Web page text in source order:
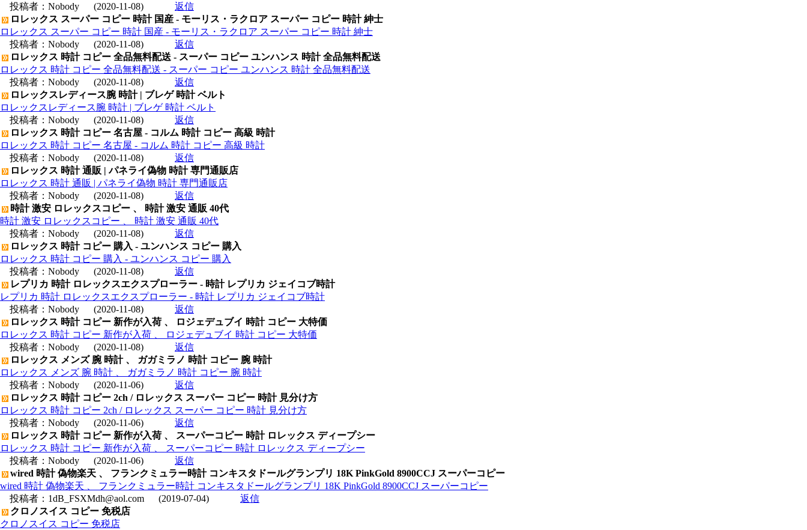
投稿者： Nobody (2020-11-08)
返信
ロレックス スーパー コピー 時計 国産 - モーリス・ラクロア スーパー コピー 時計 紳士
ロレックス スーパー コピー 時計 国産 - モーリス・ラクロア スーパー コピー 時計 紳士
投稿者： Nobody (2020-11-08)
返信
ロレックス 時計 コピー 全品無料配送 - スーパー コピー ユンハンス 時計 全品無料配送
ロレックス 時計 コピー 全品無料配送 - スーパー コピー ユンハンス 時計 全品無料配送
投稿者： Nobody (2020-11-08)
返信
ロレックスレディース腕 時計 | ブレゲ 時計 ベルト
ロレックスレディース腕 時計 | ブレゲ 時計 ベルト
投稿者： Nobody (2020-11-08)
返信
ロレックス 時計 コピー 名古屋 - コルム 時計 コピー 高級 時計
ロレックス 時計 コピー 名古屋 - コルム 時計 コピー 高級 時計
投稿者： Nobody (2020-11-08)
返信
ロレックス 時計 通販 | パネライ偽物 時計 専門通販店
ロレックス 時計 通販 | パネライ偽物 時計 専門通販店
投稿者： Nobody (2020-11-08)
返信
時計 激安 ロレックスコピー 、 時計 激安 通販 40代
時計 激安 ロレックスコピー 、 時計 激安 通販 40代
投稿者： Nobody (2020-11-08)
返信
ロレックス 時計 コピー 購入 - ユンハンス コピー 購入
ロレックス 時計 コピー 購入 - ユンハンス コピー 購入
投稿者： Nobody (2020-11-08)
返信
レプリカ 時計 ロレックスエクスプローラー - 時計 レプリカ ジェイコブ時計
レプリカ 時計 ロレックスエクスプローラー - 時計 レプリカ ジェイコブ時計
投稿者： Nobody (2020-11-08)
返信
ロレックス 時計 コピー 新作が入荷 、 ロジェデュブイ 時計 コピー 大特価
ロレックス 時計 コピー 新作が入荷 、 ロジェデュブイ 時計 コピー 大特価
投稿者： Nobody (2020-11-08)
返信
ロレックス メンズ 腕 時計 、 ガガミラノ 時計 コピー 腕 時計
ロレックス メンズ 腕 時計 、 ガガミラノ 時計 コピー 腕 時計
投稿者： Nobody (2020-11-06)
返信
ロレックス 時計 コピー 2ch / ロレックス スーパー コピー 時計 見分け方
ロレックス 時計 コピー 2ch / ロレックス スーパー コピー 時計 見分け方
投稿者： Nobody (2020-11-06)
返信
ロレックス 時計 コピー 新作が入荷 、 スーパーコピー 時計 ロレックス ディープシー
ロレックス 時計 コピー 新作が入荷 、 スーパーコピー 時計 ロレックス ディープシー
投稿者： Nobody (2020-11-06)
返信
wired 時計 偽物楽天 、 フランクミュラー時計 コンキスタドールグランプリ 18K PinkGold 8900CCJ スーパーコピー
wired 時計 偽物楽天 、 フランクミュラー時計 コンキスタドールグランプリ 18K PinkGold 8900CCJ スーパーコピー
投稿者： 1dB_FSXMdh@aol.com (2019-07-04)
返信
クロノスイス コピー 免税店
クロノスイス コピー 免税店